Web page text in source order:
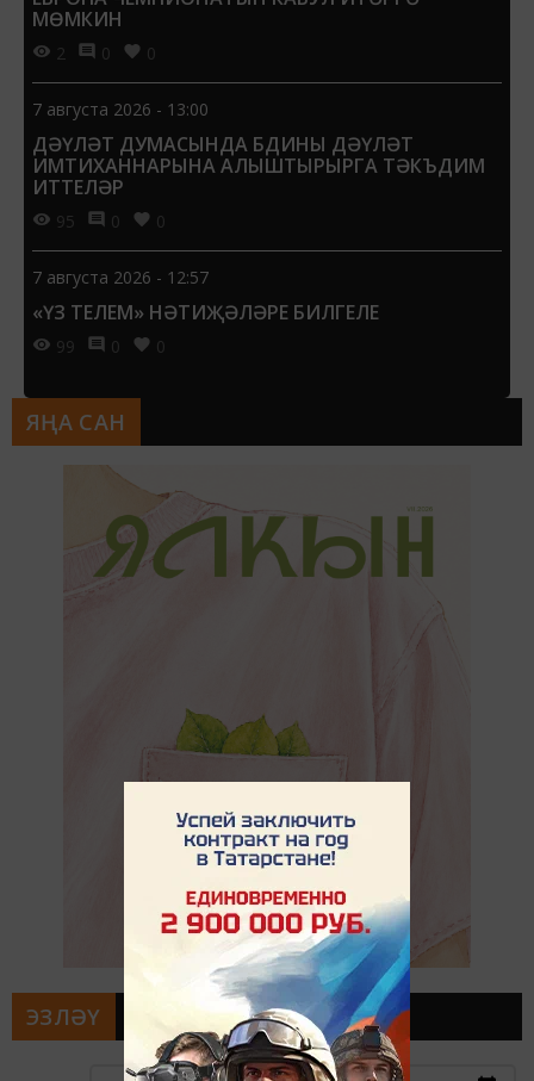
МӨМКИН
2 0 0
7 августа 2026 - 13:00
ДӘҮЛӘТ ДУМАСЫНДА БДИНЫ ДӘҮЛӘТ
ИМТИХАННАРЫНА АЛЫШТЫРЫРГА ТӘКЪДИМ
ИТТЕЛӘР
95 0 0
7 августа 2026 - 12:57
«ҮЗ ТЕЛЕМ» НӘТИҖӘЛӘРЕ БИЛГЕЛЕ
99 0 0
ЯҢА САН
ЭЗЛӘҮ